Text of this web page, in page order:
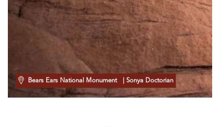
Bears Ears National Monument | Sonya Doctorian